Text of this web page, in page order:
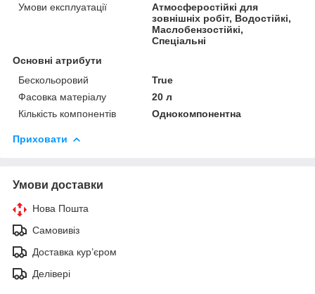
Умови експлуатації
Атмосферостійкі для
зовнішніх робіт, Водостійкі,
Маслобензостійкі,
Спеціальні
Основні атрибути
Беcкольоровий
True
Фасовка матеріалу
20 л
Кількість компонентів
Однокомпонентна
Приховати
Умови доставки
Нова Пошта
Самовивіз
Доставка кур’єром
Делівері